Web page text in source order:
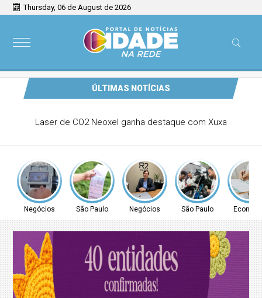
Thursday, 06 de August de 2026
ÚLTIMAS NOTÍCIAS
Comunidade de Guarulhos recebe atendimento para
regularização de débitos de água nesta sexta (7) e sábado
Negócios São Paulo Negócios São Paulo